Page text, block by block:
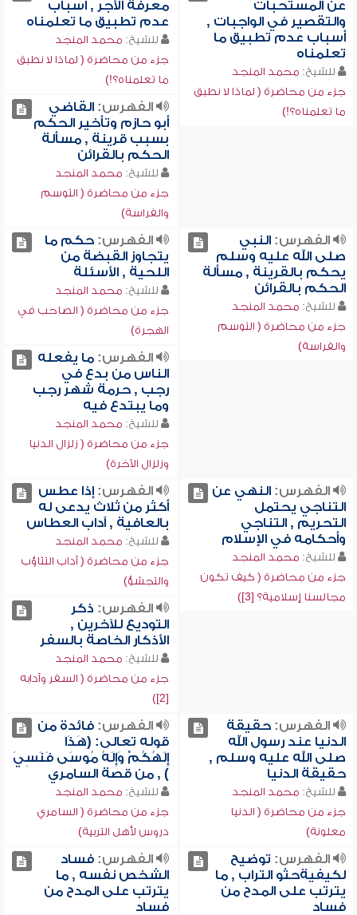
عن المستحبات
والتقصير في الواجبات ,
أسباب عدم تطبيق ما
تعلمناه
للشيخ: محمد المنجد
جزء من محاضرة ( لماذا لا نطبق
ما تعلمناه؟!)
معرفة الأجر , أسباب
عدم تطبيق ما تعلمناه
للشيخ: محمد المنجد
جزء من محاضرة ( لماذا لا نطبق
ما تعلمناه؟!)
الفهرس:القاضي
أبو حازم وتأخير الحكم
بسبب قرينة , مسألة
الحكم بالقرائن
للشيخ: محمد المنجد
جزء من محاضرة ( التوسم
والفراسة)
الفهرس:النبي
صلى الله عليه وسلم
يحكم بالقرينة , مسألة
الحكم بالقرائن
للشيخ: محمد المنجد
جزء من محاضرة ( التوسم
والفراسة)
الفهرس:حكم ما
يتجاوز القبضة من
اللحية , الأسئلة
للشيخ: محمد المنجد
جزء من محاضرة ( الصاحب في
الهجرة)
الفهرس:ما يفعله
الناس من بدع في
رجب , حرمة شهر رجب
وما يبتدع فيه
للشيخ: محمد المنجد
جزء من محاضرة ( زلزال الدنيا
وزلزال الآخرة)
الفهرس:النهي عن
التناجي يحتمل
التحريم , التناجي
وأحكامه في الإسلام
للشيخ: محمد المنجد
جزء من محاضرة ( كيف تكون
مجالسنا إسلامية؟ [3])
الفهرس:إذا عطس
أكثر من ثلاث يدعى له
بالعافية , آداب العطاس
للشيخ: محمد المنجد
جزء من محاضرة ( آداب التثاؤب
والتجشؤ)
الفهرس: ذكر
التوديع للآخرين ,
الأذكار الخاصة بالسفر
للشيخ: محمد المنجد
جزء من محاضرة ( السفر وآدابه
[2])
الفهرس:حقيقة
الدنيا عند رسول الله
صلى الله عليه وسلم ,
حقيقة الدنيا
للشيخ: محمد المنجد
جزء من محاضرة ( الدنيا
معلونة)
الفهرس:فائدة من
قوله تعالى: (هَذَا
إِلَهُكُمْ وَإِلَهُ مُوسَى فَنَسِيَ
) , من قصة السامري
للشيخ: محمد المنجد
جزء من محاضرة ( السامري
دروس لأهل التربية)
الفهرس: توضيح
لكيفيةحثو التراب , ما
يترتب على المدح من
فساد
الفهرس:فساد
الشخص نفسه , ما
يترتب على المدح من
فساد